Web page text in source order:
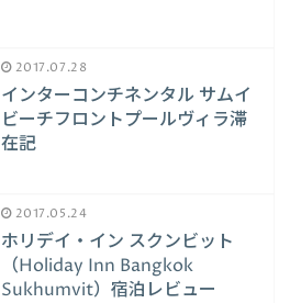
2017.07.28
インターコンチネンタル サムイ
ビーチフロントプールヴィラ滞
在記
2017.05.24
ホリデイ・イン スクンビット
（Holiday Inn Bangkok
Sukhumvit）宿泊レビュー